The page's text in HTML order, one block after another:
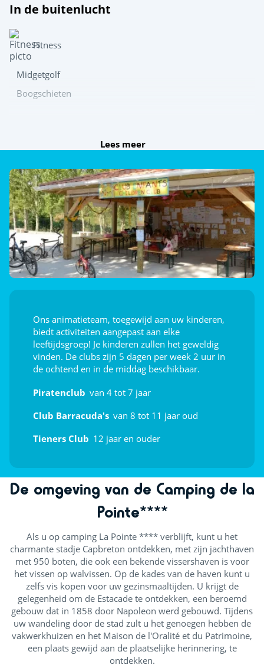
In de buitenlucht
Fitness
Midgetgolf
Boogschieten
Tafeltennis
Jeu de boules
Multisportterrein
Ontdek
Aquafitness
Sportcursussen
Afleiding voor de kids
Klimmen
Animatie
Theater
Dag- en avondanimatie
Kindervoorstellingen
Live muziek
Openluchtpodium
Lees meer
Ons animatieteam, toegewijd aan uw kinderen,
biedt activiteiten aangepast aan elke
leeftijdsgroep! Je kinderen zullen het geweldig
vinden. De clubs zijn 5 dagen per week 2 uur in
de ochtend en in de middag beschikbaar.
Piratenclub van 4 tot 7 jaar
Club Barracuda's van 8 tot 11 jaar oud
Tieners Club 12 jaar en ouder
De omgeving van de Camping de la
Pointe****
Als u op camping La Pointe **** verblijft, kunt u het
charmante stadje Capbreton ontdekken, met zijn jachthaven
met 950 boten, die ook een bekende vissershaven is voor
het vissen op walvissen. Op de kades van de haven kunt u
zelfs vis kopen voor uw gezinsmaaltijden. U krijgt de
gelegenheid om de Estacade te ontdekken, een beroemd
gebouw dat in 1858 door Napoleon werd gebouwd. Tijdens
uw wandeling door de stad zult u het genoegen hebben de
vakwerkhuizen en het Maison de l'Oralité et du Patrimoine,
een plaats gewijd aan de plaatselijke herinnering, te
ontdekken.